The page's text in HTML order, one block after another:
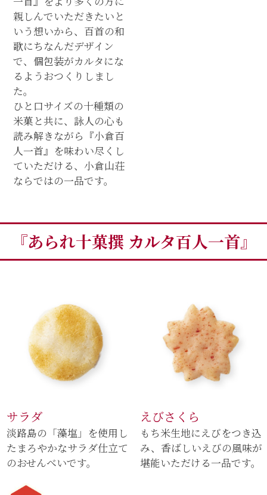
親しんでいただきたいと
いう想いから、百首の和
歌にちなんだデザイン
で、個包装がカルタにな
るようおつくりしまし
た。
ひと口サイズの十種類の
米菓と共に、詠人の心も
読み解きながら『小倉百
人一首』を味わい尽くし
ていただける、小倉山荘
ならではの一品です。
『あられ十菓撰 カルタ百人一首』
サラダ
淡路島の「藻塩」を使用し
たまろやかなサラダ仕立て
のおせんべいです。
えびさくら
もち米生地にえびをつき込
み、香ばしいえびの風味が
堪能いただける一品です。